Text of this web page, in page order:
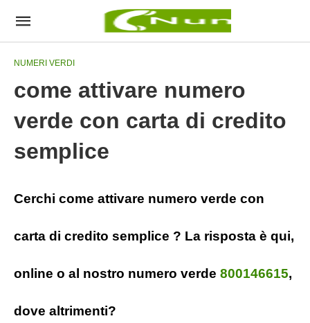
NUMERI VERDI
come attivare numero
verde con carta di credito
semplice
Cerchi come attivare numero verde con
carta di credito semplice ? La risposta è qui,
online o al nostro numero verde 800146615,
dove altrimenti?